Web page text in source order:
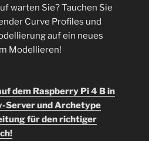
warten Sie? Tauchen Sie
Curve Profiles und
auf ein neues
Modellieren!
dem Raspberry Pi 4 B in
Server und Archetype
für den richtiger